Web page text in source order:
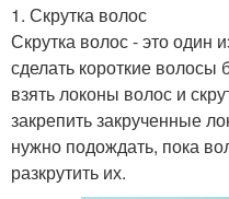
1. Скрутка волос
Скрутка волос - это один
сделать короткие волосы
взять локоны волос и
закрепить закрученные
нужно подождать, пока
разкрутить их.